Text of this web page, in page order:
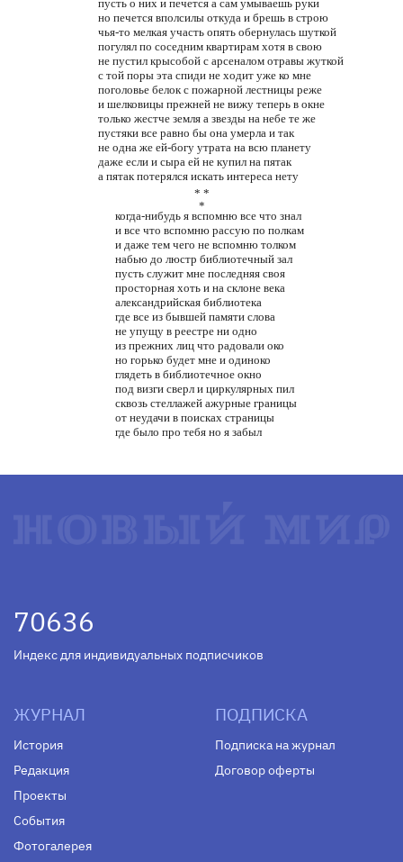
пусть о них и печется а сам умываешь руки
но печется вполсилы откуда и брешь в строю
чья-то мелкая участь опять обернулась шуткой
погулял по соседним квартирам хотя в свою
не пустил крысобой с арсеналом отравы жуткой
с той поры эта спиди не ходит уже ко мне
поголовье белок с пожарной лестницы реже
и шелковицы прежней не вижу теперь в окне
только жестче земля а звезды на небе те же
пустяки все равно бы она умерла и так
не одна же ей-богу утрата на всю планету
даже если и сыра ей не купил на пятак
а пятак потерялся искать интереса нету
* *
*
когда-нибудь я вспомню все что знал
и все что вспомню рассую по полкам
и даже тем чего не вспомню толком
набью до люстр библиотечный зал
пусть служит мне последняя своя
просторная хоть и на склоне века
александрийская библиотека
где все из бывшей памяти слова
не упущу в реестре ни одно
из прежних лиц что радовали око
но горько будет мне и одиноко
глядеть в библиотечное окно
под визги сверл и циркулярных пил
сквозь стеллажей ажурные границы
от неудачи в поисках страницы
где было про тебя но я забыл
70636
Индекс для индивидуальных подписчиков
ЖУРНАЛ
История
Редакция
Проекты
События
Фотогалерея
ПОДПИСКА
Подписка на журнал
Договор оферты